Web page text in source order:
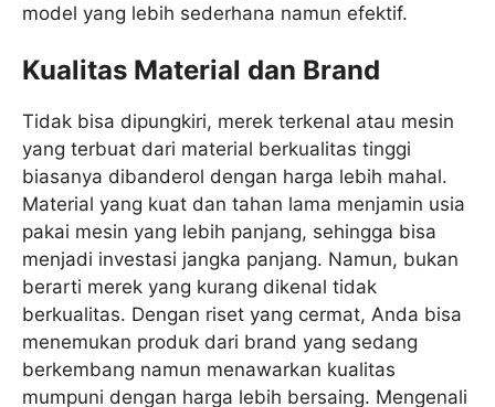
model yang lebih sederhana namun efektif.
Kualitas Material dan Brand
Tidak bisa dipungkiri, merek terkenal atau mesin
yang terbuat dari material berkualitas tinggi
biasanya dibanderol dengan harga lebih mahal.
Material yang kuat dan tahan lama menjamin usia
pakai mesin yang lebih panjang, sehingga bisa
menjadi investasi jangka panjang. Namun, bukan
berarti merek yang kurang dikenal tidak
berkualitas. Dengan riset yang cermat, Anda bisa
menemukan produk dari brand yang sedang
berkembang namun menawarkan kualitas
mumpuni dengan harga lebih bersaing. Mengenali